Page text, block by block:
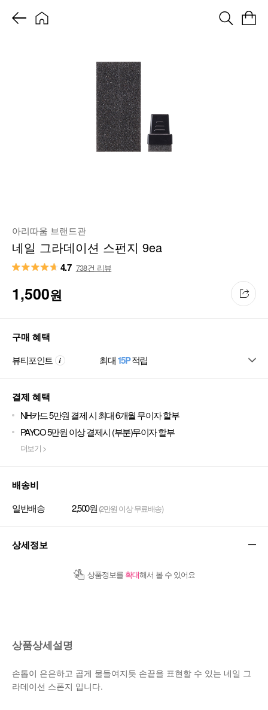
아리따움 브랜드관
네일 그라데이션 스펀지 9ea
4.7 738건 리뷰
1,500원
구매 혜택
뷰티포인트 최대15P적립
결제 혜택
NH카드 5만원 결제 시 최대 6개월 무이자 할부
PAYCO 5만원 이상 결제시 (부분)무이자 할부
더보기 >
배송비
일반배송 2,500원 (2만원 이상 무료배송)
상세정보
상품정보를 확대해서 볼 수 있어요
상품상세설명
손톱이 은은하고 곱게 물들여지듯 손끝을 표현할 수 있는 네일 그
라데이션 스폰지 입니다.